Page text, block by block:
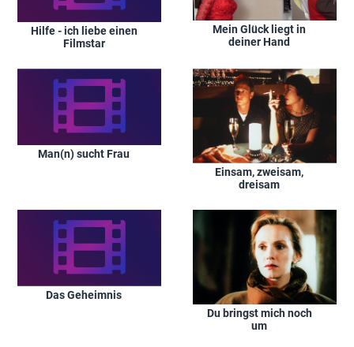
Hilfe - ich liebe einen
Filmstar
Mein Glück liegt in
deiner Hand
Man(n) sucht Frau
Einsam, zweisam,
dreisam
Das Geheimnis
Du bringst mich noch
um